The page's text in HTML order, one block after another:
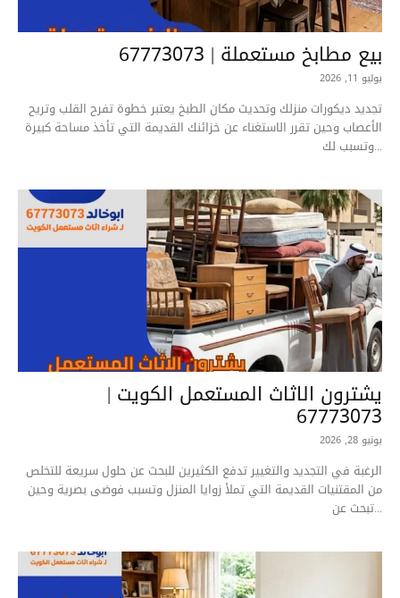
بيع مطابخ مستعملة | 67773073
يوليو 11, 2026
تجديد ديكورات منزلك وتحديث مكان الطبخ يعتبر خطوة تفرح القلب وتريح
الأعصاب وحين تقرر الاستغناء عن خزائنك القديمة التي تأخذ مساحة كبيرة
وتسبب لك...
يشترون الاثاث المستعمل الكويت |
67773073
يونيو 28, 2026
الرغبة في التجديد والتغيير تدفع الكثيرين للبحث عن حلول سريعة للتخلص
من المقتنيات القديمة التي تملأ زوايا المنزل وتسبب فوضى بصرية وحين
تبحث عن...